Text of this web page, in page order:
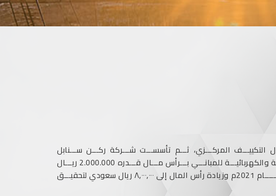
تنفيـــذ وصيانـــة أعمـــال التكييـــف المركـــزي، ثـــم تأسســـت شـــركة ركـــن ســـنابل
للمقاولات الكهروميكانيكيـــة فـــي عـــام 2003 م للقيـــام بتنفيـــذ كافـــة الأعمال الميكانيكيـــة والكهربائيـــة للمبانـــي بـــرأس مـــال قـــدره 2.000.000 ريـــال
ســـعودي قبـــل أن يتــــــم إضافـة قســـــــــم الأعمال المدنيـة والمعماريــــــــــــــة فـــي عـــــــــام 2021م وزيادة رأس المال إلى ٨,٠٠٠,٠٠٠ ريال سعودي لتحقيـــق